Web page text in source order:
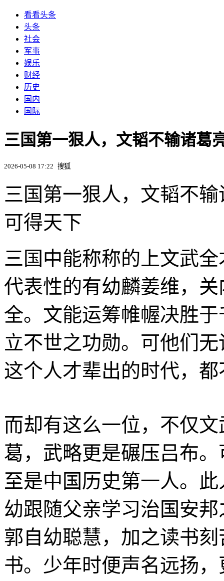
看看头条
头条
社会
军事
娱乐
财经
历史
国内
国际
三国第一狠人，文韬不输诸葛
2026-05-08 17:22 搜狐
三国第一狠人，文韬不
可得天下
三国中能称称的上文武
代表性的有幼麟姜维，
全。文能运筹帷幄决胜
立不世之功勋。可他们
这个人才辈出的时代，
而却有这么一位，不仅
葛，武略更是碾压吕布
至是中国历史第一人。
幼跟随父亲学习治国安
郭自幼聪慧，加之读书
书。少年时便声名远扬